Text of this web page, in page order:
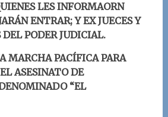
LES INFORMAORN
ENTRAR; Y EX JUECES Y
DEL PODER JUDICIAL.
MARCHA PACÍFICA PARA
ASESINATO DE
“EL